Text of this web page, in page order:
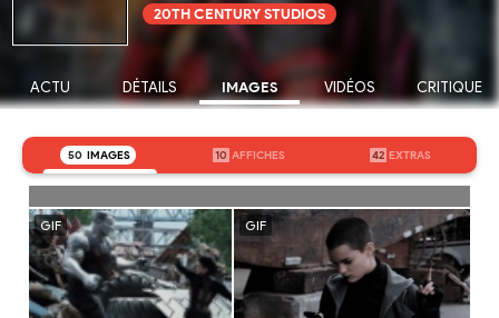
20TH CENTURY STUDIOS
ACTU DÉTAILS IMAGES VIDÉOS CRITIQUE
50 IMAGES 10 AFFICHES 42 EXTRAS